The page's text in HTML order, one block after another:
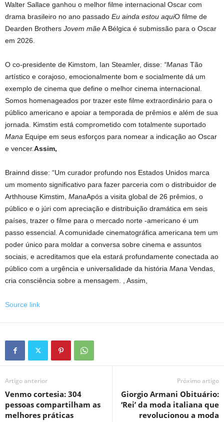
Walter Sallace ganhou o melhor filme internacional Oscar com
drama brasileiro no ano passado Eu ainda estou aquiO filme de
Dearden Brothers Jovem mãeA Bélgica é submissão para o Oscar
em 2026.
O co-presidente de Kimstom, Ian Steamler, disse: “Manas Tão
artístico e corajoso, emocionalmente bom e socialmente dá um
exemplo de cinema que define o melhor cinema internacional.
Somos homenageados por trazer este filme extraordinário para o
público americano e apoiar a temporada de prêmios e além de sua
jornada. Kimstim está comprometido com totalmente suportado
Mana Equipe em seus esforços para nomear a indicação ao Oscar
e vencer.Assim,
Brainnd disse: “Um curador profundo nos Estados Unidos marca
um momento significativo para fazer parceria com o distribuidor de
Arthhouse Kimstim, ManaApós a visita global de 26 prêmios, o
público e o júri com apreciação e distribuição dramática em seis
países, trazer o filme para o mercado norte -americano é um
passo essencial. A comunidade cinematográfica americana tem um
poder único para moldar a conversa sobre cinema e assuntos
sociais, e acreditamos que ela estará profundamente conectada ao
público com a urgência e universalidade da história Mana Vendas,
cria consciência sobre a mensagem. , Assim,
Source link
Artigo anterior
Venmo cortesia: 304
pessoas compartilham as
melhores práticas
Próximo artigo
Giorgio Armani Obituário:
‘Rei’ da moda italiana que
revolucionou a moda